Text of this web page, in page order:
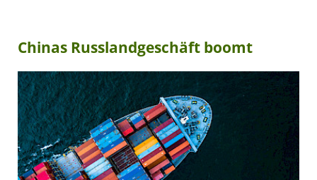
Chinas Russlandgeschäft boomt